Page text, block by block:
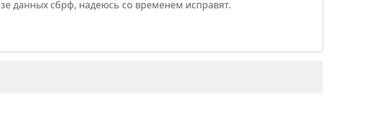
данных сбрф, надеюсь со временем исправят.